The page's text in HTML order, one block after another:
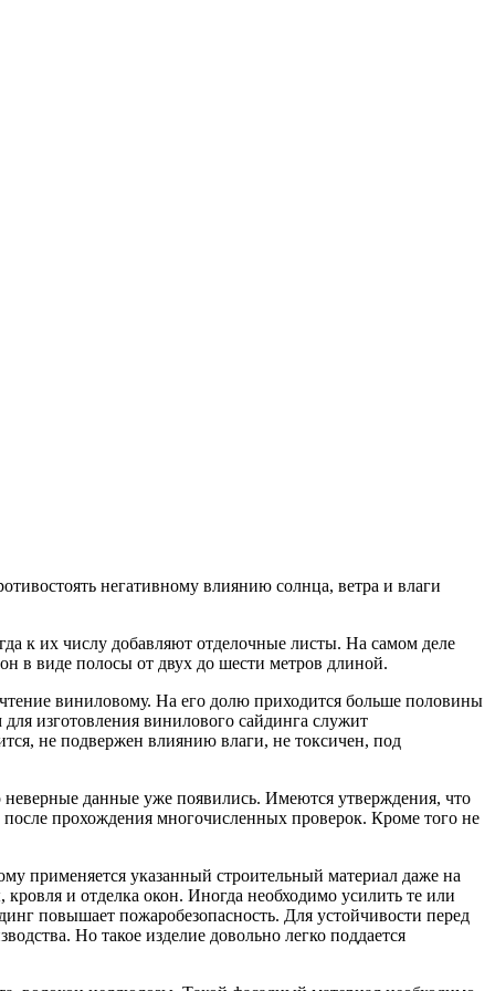
негативному влиянию солнца, ветра и влаги
к их числу добавляют отделочные листы. На самом деле
в виде полосы от двух до шести метров длиной.
виниловому. На его долю приходится больше половины
изготовления винилового сайдинга служит
не подвержен влиянию влаги, не токсичен, под
данные уже появились. Имеются утверждения, что
прохождения многочисленных проверок. Кроме того не
применяется указанный строительный материал даже на
и отделка окон. Иногда необходимо усилить те или
повышает пожаробезопасность. Для устойчивости перед
Но такое изделие довольно легко поддается